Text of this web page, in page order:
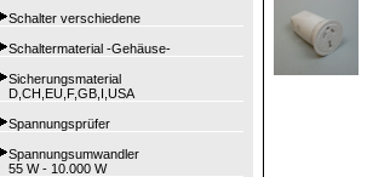
Schalter verschiedene
Schaltermaterial -Gehäuse-
Sicherungsmaterial
D,CH,EU,F,GB,I,USA
Spannungsprüfer
Spannungsumwandler
55 W - 10.000 W